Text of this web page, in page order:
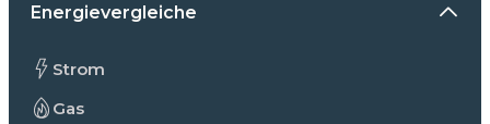
Energievergleiche
Strom
Gas